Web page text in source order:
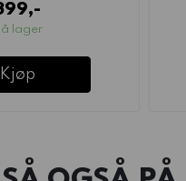
lager
Kjøp